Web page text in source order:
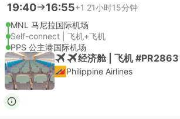
19:40 16:55+1 21小时15分钟
MNL 马尼拉国际机场
Self-connect | 飞机+飞机
PPS 公主港国际机场
经济舱 | 飞机 #PR2863
Philippine Airlines